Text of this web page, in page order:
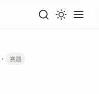
· 赛题